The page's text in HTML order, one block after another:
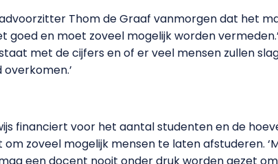
Thom de Graaf vanmorgen dat het
goed en moet zoveel mogelijk worden
met de cijfers en of er veel mensen zullen
financiert voor het aantal studenten en de
zoveel mogelijk mensen te laten afstuderen.
een docent nooit onder druk worden gezet